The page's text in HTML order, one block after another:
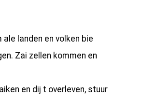
ale landen en volken bie
Zai zellen kommen en
en dij t overleven, stuur